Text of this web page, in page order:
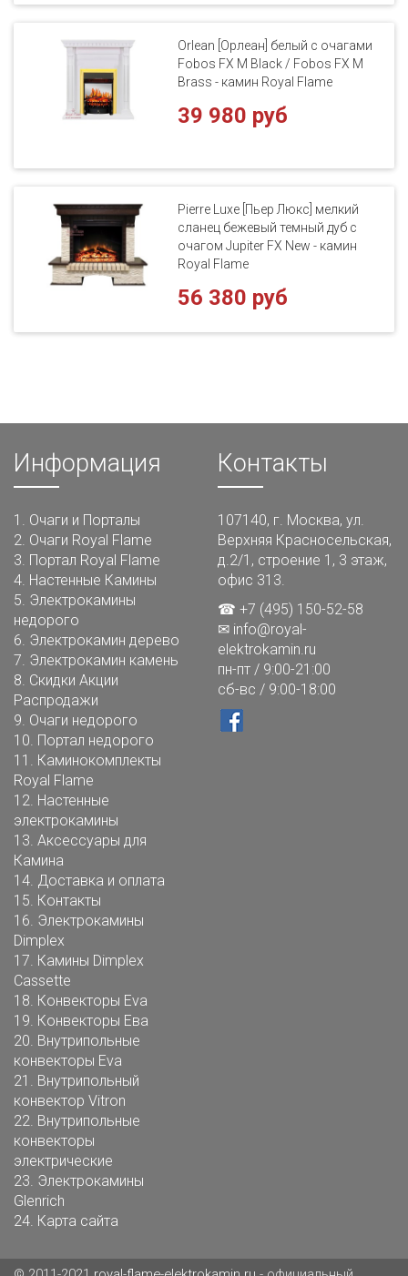
Orlean [Орлеан] белый с очагами
Fobos FX M Black / Fobos FX M
Brass - камин Royal Flame
39 980 руб
Pierre Luxe [Пьер Люкс] мелкий
сланец бежевый темный дуб с
очагом Jupiter FX New - камин
Royal Flame
56 380 руб
Информация
1. Очаги и Порталы
2. Очаги Royal Flame
3. Портал Royal Flame
4. Настенные Камины
5. Электрокамины
недорого
6. Электрокамин дерево
7. Электрокамин камень
8. Скидки Акции
Распродажи
9. Очаги недорого
10. Портал недорого
11. Каминокомплекты
Royal Flame
12. Настенные
электрокамины
13. Аксессуары для
Камина
14. Доставка и оплата
15. Контакты
16. Электрокамины
Dimplex
17. Камины Dimplex
Cassette
18. Конвекторы Eva
19. Конвекторы Ева
20. Внутрипольные
конвекторы Eva
21. Внутрипольный
конвектор Vitron
22. Внутрипольные
конвекторы
электрические
23. Электрокамины
Glenrich
24. Карта сайта
Контакты
107140, г. Москва, ул.
Верхняя Красносельская,
д.2/1, строение 1, 3 этаж,
офис 313.
☎ +7 (495) 150-52-58
✉ info@royal-
elektrokamin.ru
пн-пт / 9:00-21:00
сб-вс / 9:00-18:00